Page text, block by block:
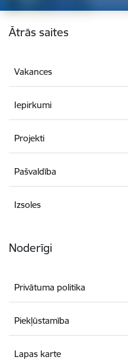
Kājene
Ātrās saites
Vakances
Iepirkumi
Projekti
Pašvaldība
Izsoles
Noderīgi
Privātuma politika
Piekļūstamība
Lapas karte